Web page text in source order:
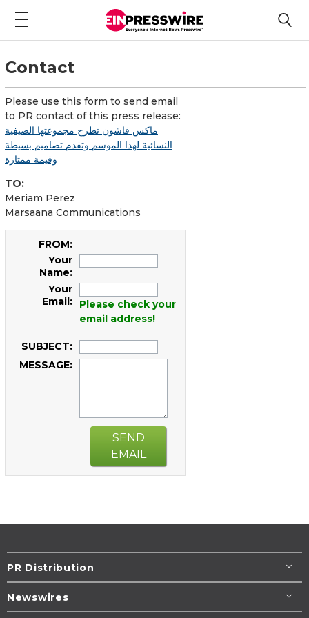
Contact
Please use this form to send email
to PR contact of this press release:
ماكس فاشون تطرح مجموعتها الصيفية
النسائية لهذا الموسم وتقدم تصاميم بسيطة
وقيمة ممتازة
TO:
Meriam Perez
Marsaana Communications
FROM:
Your
Name:
Your
Email:
Please check your
email address!
SUBJECT:
MESSAGE:
SEND
EMAIL
PR Distribution
Newswires